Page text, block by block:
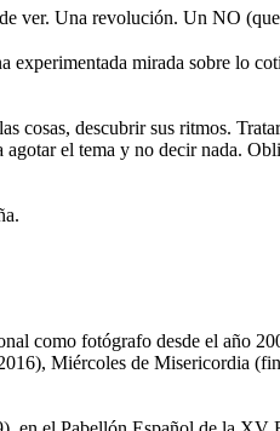
ver. Una revolución. Un NO (que
mirada sobre lo
cosas, descubrir sus ritmos.
el tema y no decir nada.
como fotógrafo desde el año
Miércoles de Misericordia